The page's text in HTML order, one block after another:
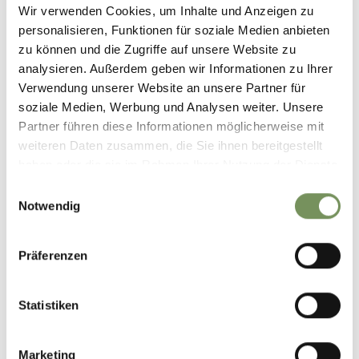
Wir verwenden Cookies, um Inhalte und Anzeigen zu
personalisieren, Funktionen für soziale Medien anbieten
zu können und die Zugriffe auf unsere Website zu
analysieren. Außerdem geben wir Informationen zu Ihrer
Verwendung unserer Website an unsere Partner für
soziale Medien, Werbung und Analysen weiter. Unsere
Partner führen diese Informationen möglicherweise mit
weiteren Daten zusammen, die Sie ihnen bereitgestellt
Notwendig
Präferenzen
Statistiken
Marketing
luogo simbolo della relazione amorevole tra l’umano e il
naturale e della cura e dell’amore per gli altri, da qualche
Lana, portando con sé il vero incanto di quel momento